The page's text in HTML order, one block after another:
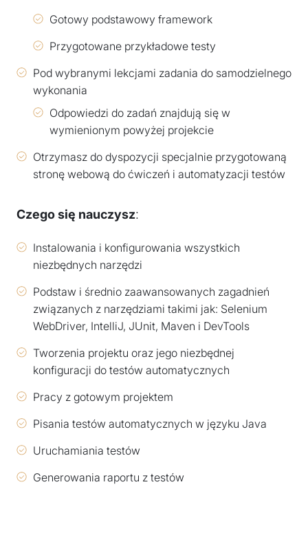
Gotowy podstawowy framework
Przygotowane przykładowe testy
Pod wybranymi lekcjami zadania do samodzielnego
wykonania
Odpowiedzi do zadań znajdują się w
wymienionym powyżej projekcie
Otrzymasz do dyspozycji specjalnie przygotowaną
stronę webową do ćwiczeń i automatyzacji testów
Czego się nauczysz:
Instalowania i konfigurowania wszystkich
niezbędnych narzędzi
Podstaw i średnio zaawansowanych zagadnień
związanych z narzędziami takimi jak: Selenium
WebDriver, IntelliJ, JUnit, Maven i DevTools
Tworzenia projektu oraz jego niezbędnej
konfiguracji do testów automatycznych
Pracy z gotowym projektem
Pisania testów automatycznych w języku Java
Uruchamiania testów
Generowania raportu z testów